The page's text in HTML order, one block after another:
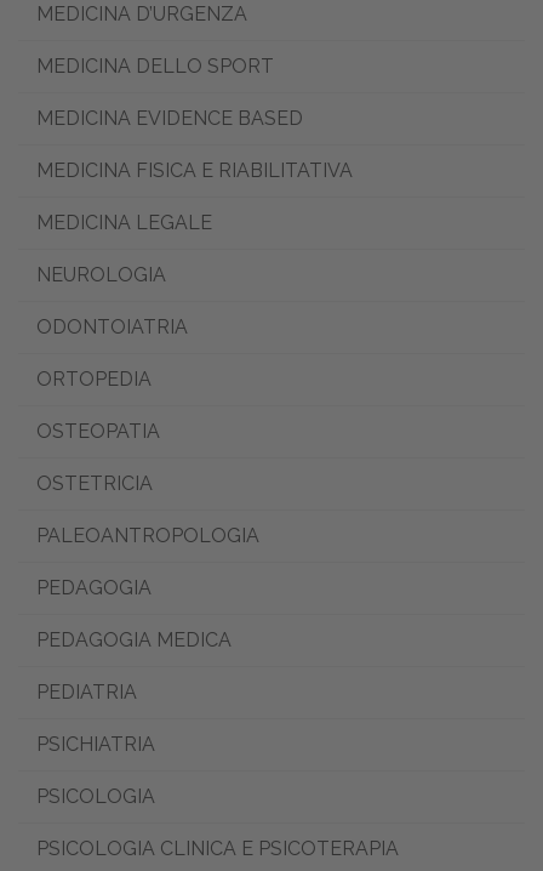
MEDICINA D’URGENZA
MEDICINA DELLO SPORT
MEDICINA EVIDENCE BASED
MEDICINA FISICA E RIABILITATIVA
MEDICINA LEGALE
NEUROLOGIA
ODONTOIATRIA
ORTOPEDIA
OSTEOPATIA
OSTETRICIA
PALEOANTROPOLOGIA
PEDAGOGIA
PEDAGOGIA MEDICA
PEDIATRIA
PSICHIATRIA
PSICOLOGIA
PSICOLOGIA CLINICA E PSICOTERAPIA